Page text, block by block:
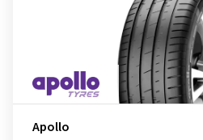
Apollo